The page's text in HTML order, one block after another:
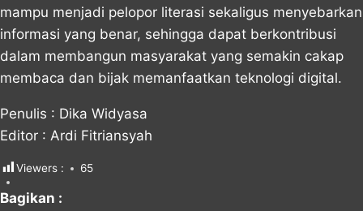
mampu menjadi pelopor literasi sekaligus menyebarkan
informasi yang benar, sehingga dapat berkontribusi
dalam membangun masyarakat yang semakin cakap
membaca dan bijak memanfaatkan teknologi digital.
Penulis : Dika Widyasa
Editor : Ardi Fitriansyah
Viewers : 65
Bagikan :